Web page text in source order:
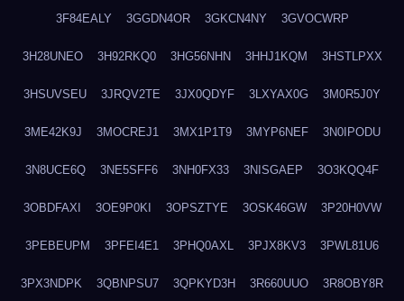
3F84EALY 3GGDN4OR 3GKCN4NY 3GVOCWRP
3H28UNEO 3H92RKQ0 3HG56NHN 3HHJ1KQM 3HSTLPXX
3HSUVSEU 3JRQV2TE 3JX0QDYF 3LXYAX0G 3M0R5J0Y
3ME42K9J 3MOCREJ1 3MX1P1T9 3MYP6NEF 3N0IPODU
3N8UCE6Q 3NE5SFF6 3NH0FX33 3NISGAEP 3O3KQQ4F
3OBDFAXI 3OE9P0KI 3OPSZTYE 3OSK46GW 3P20H0VW
3PEBEUPM 3PFEI4E1 3PHQ0AXL 3PJX8KV3 3PWL81U6
3PX3NDPK 3QBNPSU7 3QPKYD3H 3R660UUO 3R8OBY8R